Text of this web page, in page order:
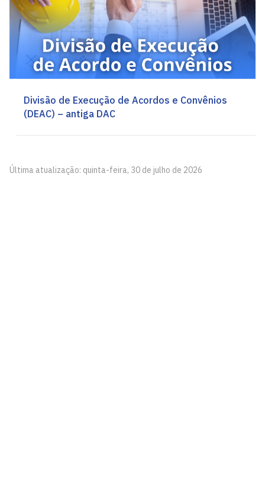
Divisão de Execução de Acordos e Convênios
(DEAC) – antiga DAC
Última atualização: quinta-feira, 30 de julho de 2026